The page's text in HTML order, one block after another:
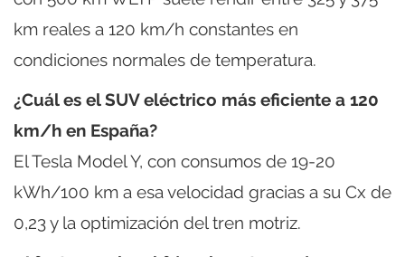
km reales a 120 km/h constantes en
condiciones normales de temperatura.
¿Cuál es el SUV eléctrico más eficiente a 120
km/h en España?
El Tesla Model Y, con consumos de 19-20
kWh/100 km a esa velocidad gracias a su Cx de
0,23 y la optimización del tren motriz.